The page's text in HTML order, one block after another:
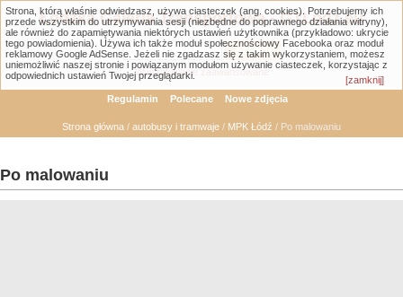
Łódzka Galeria Transportowa - GTLodz.eu
Wyszukiwanie zaawansowane
Regulamin Polecane Nowe zdjęcia
Strona główna / autobusy i tramwaje / MPK Łódź / Po malowaniu
Po malowaniu
Strona, którą właśnie odwiedzasz, używa ciasteczek (ang. cookies). Potrzebujemy ich
przede wszystkim do utrzymywania sesji (niezbędne do poprawnego działania witryny),
ale również do zapamiętywania niektórych ustawień użytkownika (przykładowo: ukrycie
tego powiadomienia). Używa ich także moduł społecznościowy Facebooka oraz moduł
reklamowy Google AdSense. Jeżeli nie zgadzasz się z takim wykorzystaniem, możesz
uniemożliwić naszej stronie i powiązanym modułom używanie ciasteczek, korzystając z
odpowiednich ustawień Twojej przeglądarki.
[zamknij]